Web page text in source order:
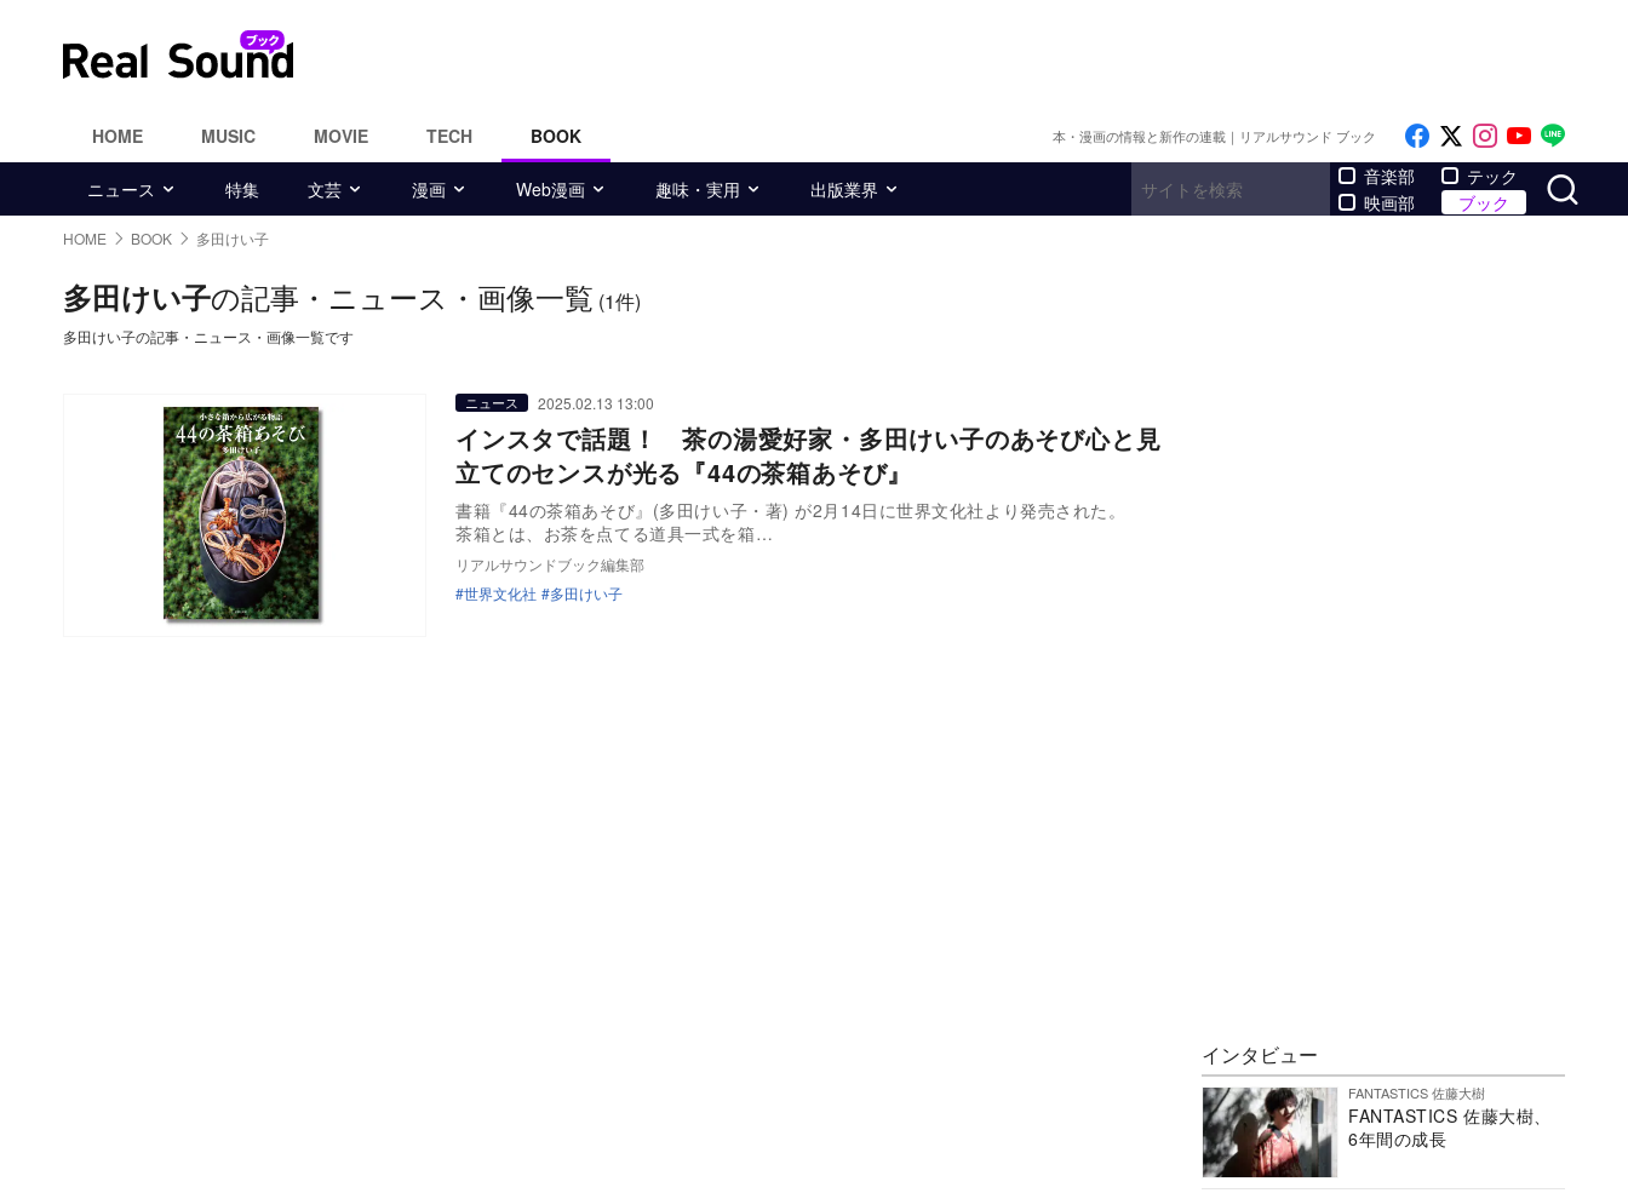
HOME MUSIC MOVIE TECH BOOK 本・漫画の情報と新作の連載｜リアルサウンド ブック Like on Facebook
Follow on x
Follow on
Follow
ニュース 特集 文芸 漫画 Web漫画 趣味・実用 出版業界
音楽部
映画部
テック
ブック
HOME BOOK 多田けい子
多田けい子の記事・ニュース・画像一覧 (1件)
多田けい子の記事・ニュース・画像一覧です
ニュース 2025.02.13 13:00
インスタで話題！ 茶の湯愛好家・多田けい子のあそび心と見
立てのセンスが光る『44の茶箱あそび』
書籍『44の茶箱あそび』(多田けい子・著) が2月14日に世界文化社より発売された。
茶箱とは、お茶を点てる道具一式を箱…
リアルサウンドブック編集部
世界文化社
多田けい子
インタビュー
FANTASTICS 佐藤大樹
FANTASTICS 佐藤大樹、
6年間の成長